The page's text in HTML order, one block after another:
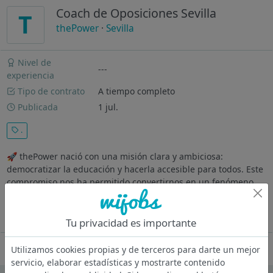
T Coach de Oposiciones Sevilla
thePower · Sevilla
Nivel de
experiencia
---
Tipo de contrato
A tiempo completo
Publicada
1 jul.
.
🚀 thePower nació con una misión clara y ambiciosa:
democratizar la educación y hacerla accesible para todos. Este
compromiso nos ha permitido convertirnos en un fenómeno
global en tiempo récord, con más de 120,000 estudiantes y
Oferta desactivada
Tu privacidad es importante
Utilizamos cookies propias y de terceros para darte un mejor
servicio, elaborar estadísticas y mostrarte contenido